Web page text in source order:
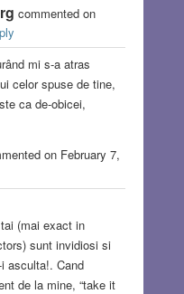
commented on
mi s-a atras
celor spuse de tine,
ca de-obicei,
on February 7,
(mai exact in
sunt invidiosi si
asculta!. Cand
de la mine, “take it